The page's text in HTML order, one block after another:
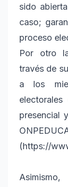
sido
caso;
proceso
Por otro
través de
a los
presencial
(https://